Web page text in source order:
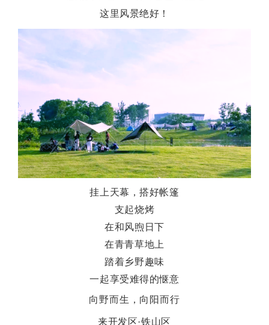
这里风景绝好！
挂上天幕，搭好帐篷
支起烧烤
在和风煦日下
在青青草地上
踏着乡野趣味
一起享受难得的惬意
向野而生，向阳而行
来开发区·铁山区